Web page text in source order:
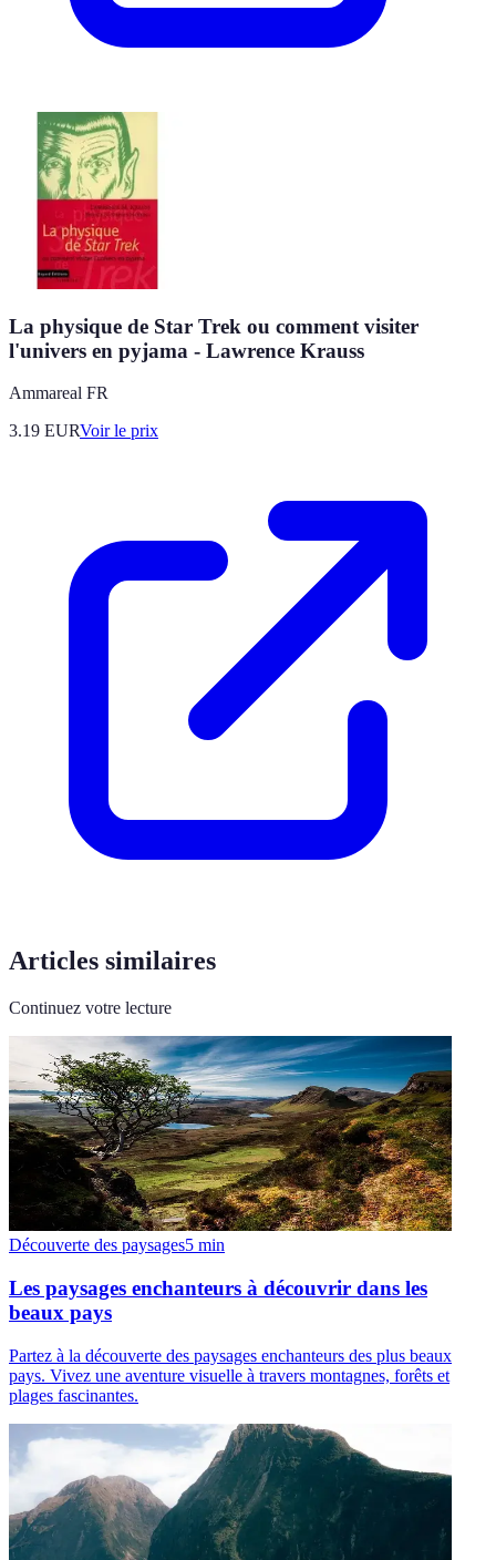
La physique de Star Trek ou comment visiter
l'univers en pyjama - Lawrence Krauss
Ammareal FR
3.19 EURVoir le prix
Articles similaires
Continuez votre lecture
Découverte des paysages5 min
Les paysages enchanteurs à découvrir dans les
beaux pays
Partez à la découverte des paysages enchanteurs des plus beaux
pays. Vivez une aventure visuelle à travers montagnes, forêts et
plages fascinantes.